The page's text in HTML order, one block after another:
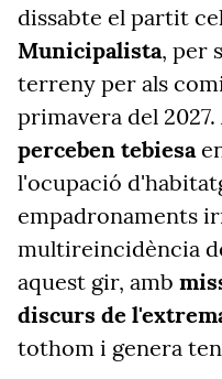
dissabte el partit
Municipalista, per
terreny per als
primavera del 2027.
perceben tebiesa
l'ocupació
empadronaments
multireincidència
aquest gir, amb
discurs de
tothom i genera